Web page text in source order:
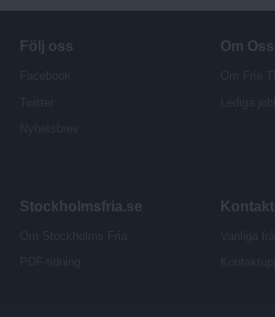
Följ oss Om Oss
Stockholmsfria.se Kontakt